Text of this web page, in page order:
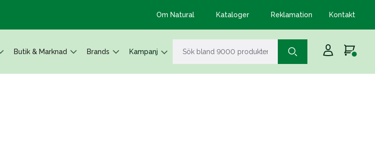
Om Natural Kataloger Reklamation Kontakt
Butik & Marknad Brands Kampanj